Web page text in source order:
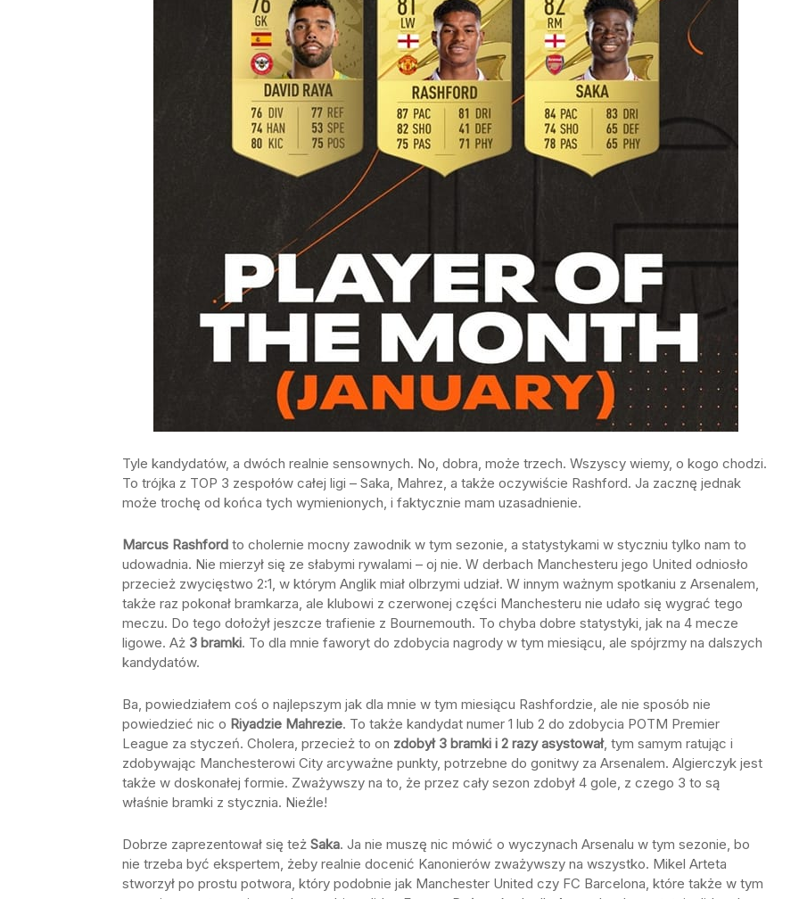
Tyle kandydatów, a dwóch realnie sensownych. No, dobra, może trzech. Wszyscy wiemy, o kogo chodzi.
To trójka z TOP 3 zespołów całej ligi – Saka, Mahrez, a także oczywiście Rashford. Ja zacznę jednak
może trochę od końca tych wymienionych, i faktycznie mam uzasadnienie.
Marcus Rashford to cholernie mocny zawodnik w tym sezonie, a statystykami w styczniu tylko nam to
udowadnia. Nie mierzył się ze słabymi rywalami – oj nie. W derbach Manchesteru jego United odniosło
przecież zwycięstwo 2:1, w którym Anglik miał olbrzymi udział. W innym ważnym spotkaniu z Arsenalem,
także raz pokonał bramkarza, ale klubowi z czerwonej części Manchesteru nie udało się wygrać tego
meczu. Do tego dołożył jeszcze trafienie z Bournemouth. To chyba dobre statystyki, jak na 4 mecze
ligowe. Aż 3 bramki. To dla mnie faworyt do zdobycia nagrody w tym miesiącu, ale spójrzmy na dalszych
kandydatów.
Ba, powiedziałem coś o najlepszym jak dla mnie w tym miesiącu Rashfordzie, ale nie sposób nie
powiedzieć nic o Riyadzie Mahrezie. To także kandydat numer 1 lub 2 do zdobycia POTM Premier
League za styczeń. Cholera, przecież to on zdobył 3 bramki i 2 razy asystował, tym samym ratując i
zdobywając Manchesterowi City arcyważne punkty, potrzebne do gonitwy za Arsenalem. Algierczyk jest
także w doskonałej formie. Zważywszy na to, że przez cały sezon zdobył 4 gole, z czego 3 to są
właśnie bramki z stycznia. Nieźle!
Dobrze zaprezentował się też Saka. Ja nie muszę nic mówić o wyczynach Arsenalu w tym sezonie, bo
nie trzeba być ekspertem, żeby realnie docenić Kanonierów zważywszy na wszystko. Mikel Arteta
stworzył po prostu potwora, który podobnie jak Manchester United czy FC Barcelona, które także w tym